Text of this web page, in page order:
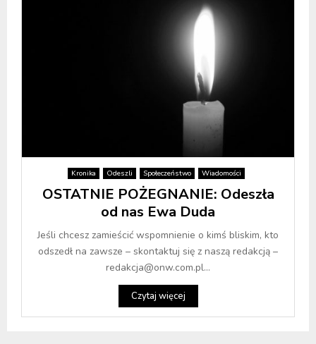
Kronika Odeszli Społeczeństwo Wiadomości
OSTATNIE POŻEGNANIE: Odeszła
od nas Ewa Duda
Jeśli chcesz zamieścić wspomnienie o kimś bliskim, kto
odszedł na zawsze – skontaktuj się z naszą redakcją –
redakcja@onw.com.pl...
Czytaj więcej